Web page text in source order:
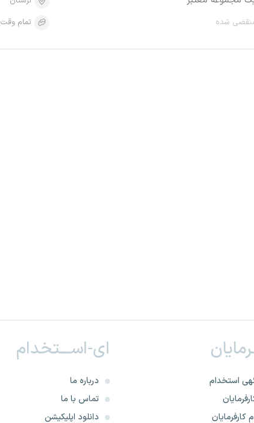
شده
تمام وقت
استخدام
کارفرمایان
ای-اســـتخدام
درباره ما
تماس با ما
دانلود اپلیکیشن